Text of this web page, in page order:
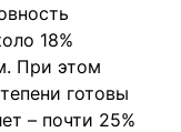
18%
При этом
готовы
– почти 25%